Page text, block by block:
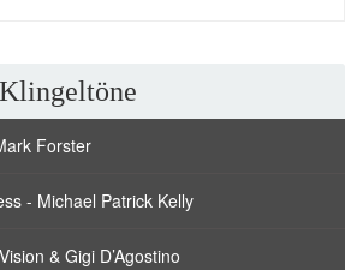
Forster
- Michael Patrick Kelly
& Gigi D’Agostino